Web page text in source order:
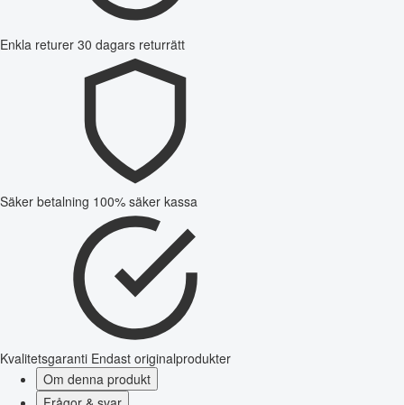
Enkla returer 30 dagars returrätt
Säker betalning 100% säker kassa
Kvalitetsgaranti Endast originalprodukter
Om denna produkt